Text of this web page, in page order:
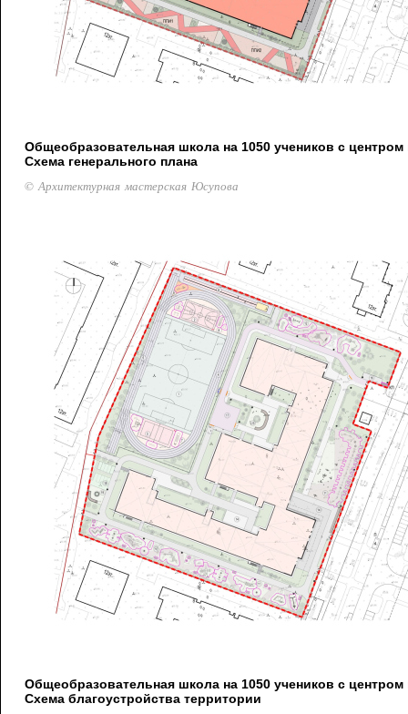
Общеобразовательная школа на 1050 учеников с центром
Схема генерального плана
© Архитектурная мастерская Юсупова
Общеобразовательная школа на 1050 учеников с центром
Схема благоустройства территории